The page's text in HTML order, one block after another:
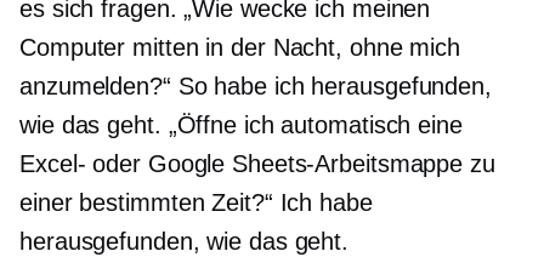
es sich fragen. „Wie wecke ich meinen
Computer mitten in der Nacht, ohne mich
anzumelden?“ So habe ich herausgefunden,
wie das geht. „Öffne ich automatisch eine
Excel- oder Google Sheets-Arbeitsmappe zu
einer bestimmten Zeit?“ Ich habe
herausgefunden, wie das geht.